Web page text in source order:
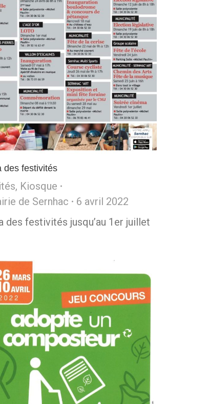
des festivités
, Kiosque
de Sernhac
6 avril 2022
des festivités jusqu’au 1er juillet